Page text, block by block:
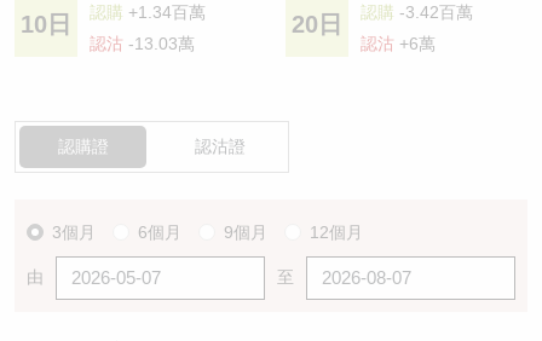
10日 認購 +1.34百萬
認沽 -13.03萬
20日 認購 -3.42百萬
認沽 +6萬
認購證 認沽證
3個月 6個月 9個月 12個月
由 至